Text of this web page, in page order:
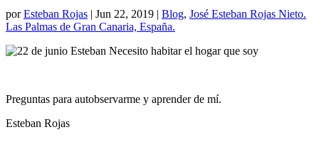
porEsteban Rojas | Jun 22, 2019 | Blog, José Esteban Rojas Nieto.
Las Palmas de Gran Canaria, España.
Preguntas para autobservarme y aprender de mí.
Esteban Rojas